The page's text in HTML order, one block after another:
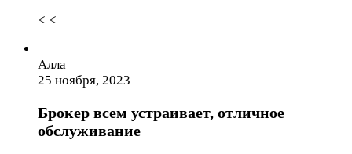
< <
Алла
25 ноября, 2023
Брокер всем устраивает, отличное
обслуживание